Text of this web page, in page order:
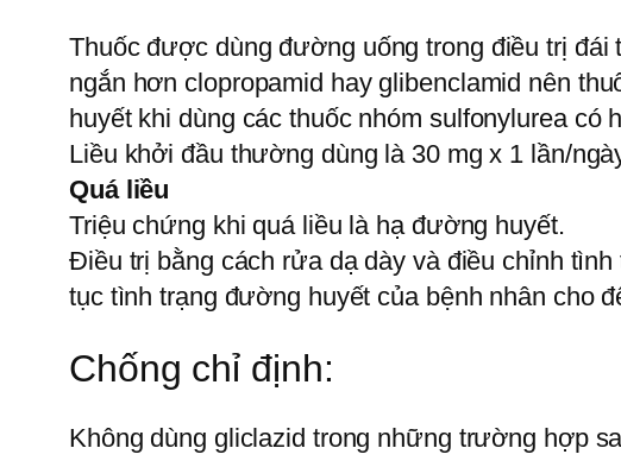
Thuốc được dùng đường uống trong điều trị
ngắn hơn clopropamid hay glibenclamid nên
huyết khi dùng các thuốc nhóm sulfonylurea có
Liều khởi đầu thường dùng là 30 mg x 1 lần/
Quá liều
Triệu chứng khi quá liều là hạ đường huyết.
Điều trị bằng cách rửa dạ dày và điều chỉnh
tục tình trạng đường huyết của bệnh nhân cho
Chống chỉ định:
Không dùng gliclazid trong những trường hợp